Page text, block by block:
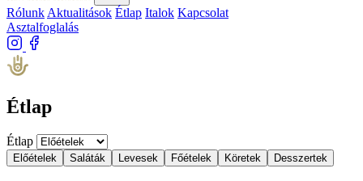
Rólunk Aktualitások Étlap Italok Kapcsolat
Asztalfoglalás
Étlap
Étlap
Előételek Saláták Levesek Főételek Köretek Desszertek